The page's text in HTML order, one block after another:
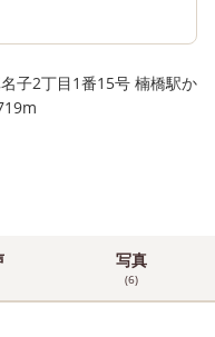
子2丁目1番15号 楠橋駅か
写真
(6)